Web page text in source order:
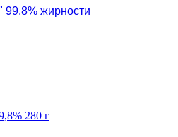
99,8% жирности